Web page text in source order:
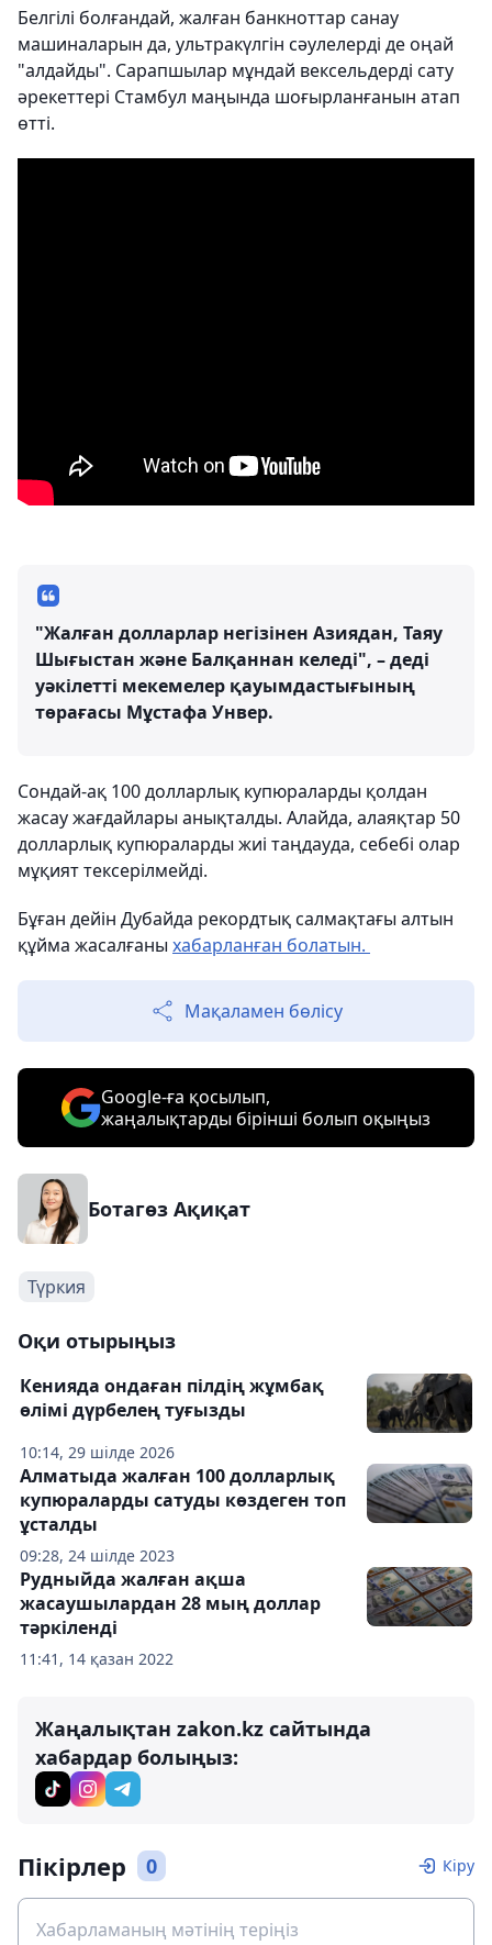
Белгілі болғандай, жалған банкноттар санау
машиналарын да, ультракүлгін сәулелерді де оңай
"алдайды". Сарапшылар мұндай вексельдерді сату
әрекеттері Стамбул маңында шоғырланғанын атап
өтті.
"Жалған долларлар негізінен Азиядан, Таяу
Шығыстан және Балқаннан келеді", – деді
уәкілетті мекемелер қауымдастығының
төрағасы Мұстафа Унвер.
Сондай-ақ 100 долларлық купюраларды қолдан
жасау жағдайлары анықталды. Алайда, алаяқтар 50
долларлық купюраларды жиі таңдауда, себебі олар
мұқият тексерілмейді.
Бұған дейін Дубайда рекордтық салмақтағы алтын
құйма жасалғаны хабарланған болатын.
Мақаламен бөлісу
Google-ға қосылып,
жаңалықтарды бірінші болып оқыңыз
Ботагөз Ақиқат
Түркия
Оқи отырыңыз
10:14, 29 шілде 2026
Кенияда ондаған пілдің жұмбақ
өлімі дүрбелең туғызды
09:28, 24 шілде 2023
Алматыда жалған 100 долларлық
купюраларды сатуды көздеген топ
ұсталды
11:41, 14 қазан 2022
Рудныйда жалған ақша
жасаушылардан 28 мың доллар
тәркіленді
Жаңалықтан zakon.kz сайтында
хабардар болыңыз:
Пікірлер 0 Кіру